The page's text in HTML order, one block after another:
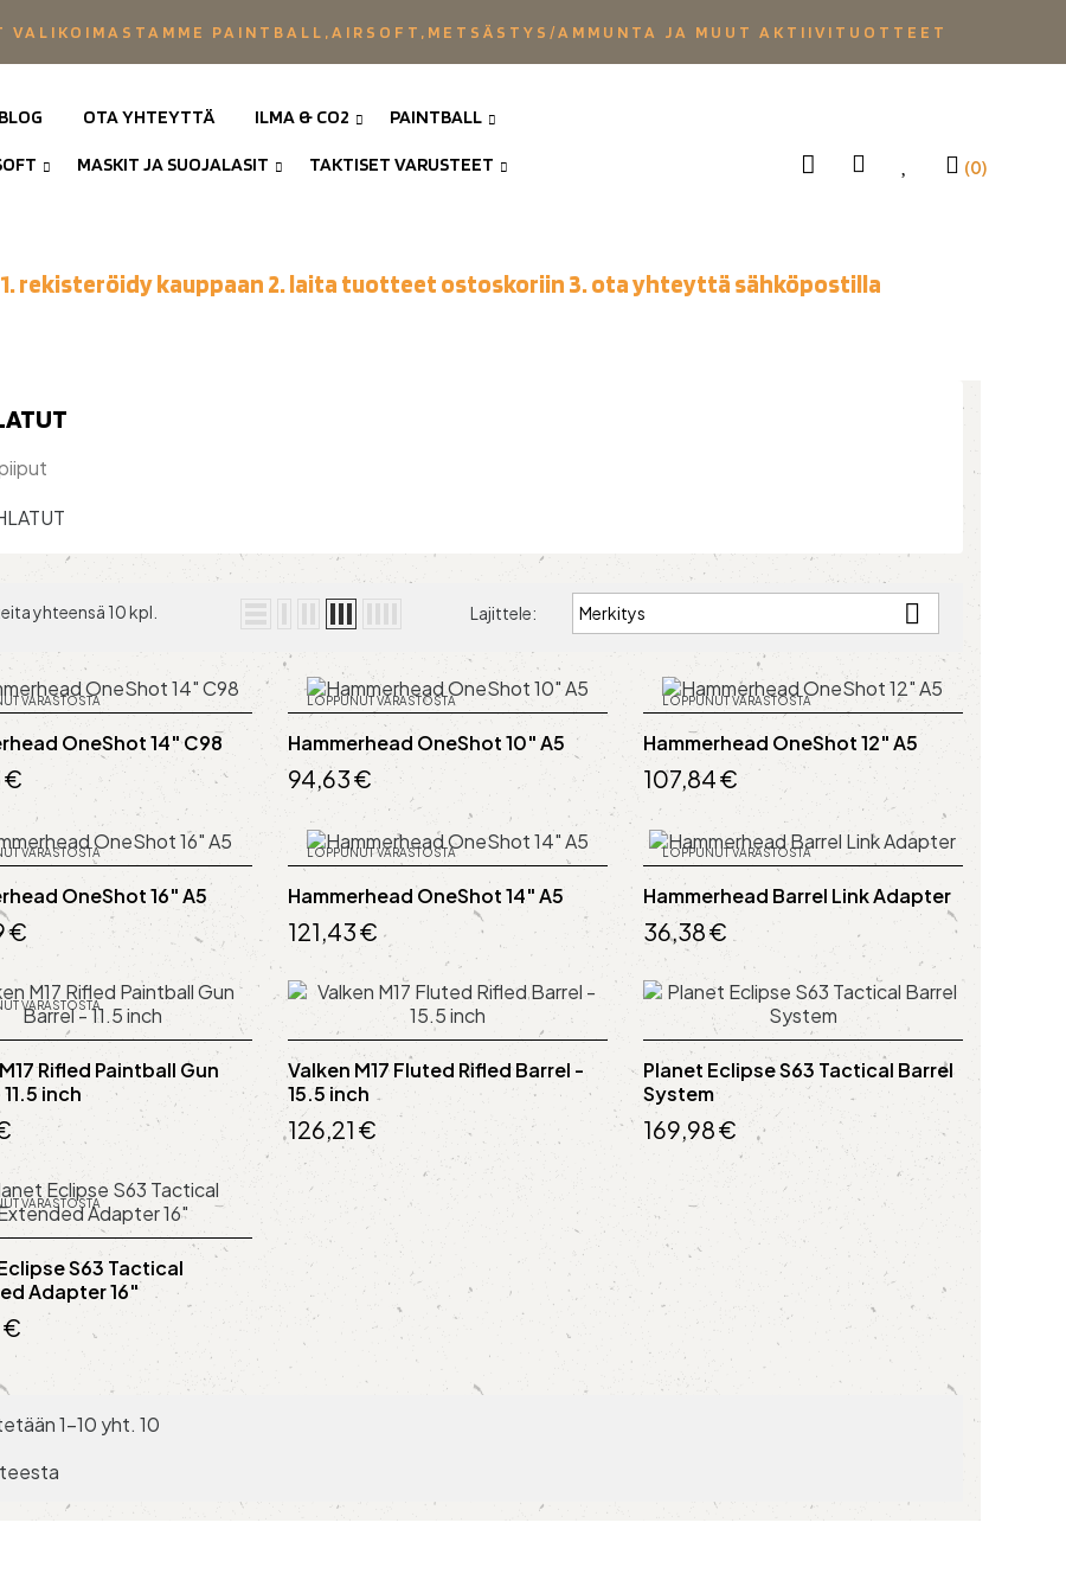
VALIKOIMASTAMME PAINTBALL,AIRSOFT,METSÄSTYS/AMMUNTA JA MUUT AKTIIVITUOTTEET
BLOG OTA YHTEYTTÄ ILMA & CO2 PAINTBALL
MASKIT JA SUOJALASIT TAKTISET VARUSTEET (0)
rekisteröidy kauppaan 2. laita tuotteet ostoskoriin 3. ota yhteyttä sähköpostilla
yhteensä 10 kpl. Lajittele: Merkitys 
VARASTOSTA
OneShot 14" C98
€
LOPPUNUT VARASTOSTA
Hammerhead OneShot 10" A5
94,63 €
LOPPUNUT VARASTOSTA
Hammerhead OneShot 12" A5
107,84 €
VARASTOSTA
OneShot 16" A5
€
LOPPUNUT VARASTOSTA
Hammerhead OneShot 14" A5
121,43 €
LOPPUNUT VARASTOSTA
Hammerhead Barrel Link Adapter
36,38 €
VARASTOSTA
Rifled Paintball Gun
inch
Valken M17 Fluted Rifled Barrel -
15.5 inch
126,21 €
Planet Eclipse S63 Tactical Barrel
System
169,98 €
VARASTOSTA
S63 Tactical
Adapter 16"
€
1-10 yht. 10